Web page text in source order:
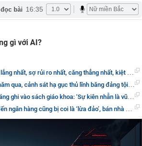
bài 16:35
gì với AI?
rủi ro nhất, căng thẳng nhất, kiệt sức nhất và cô đơn nhất
lĩnh băng đảng tội phạm có tổ chức, bắt giữ 11 người có liên quan
giáo khoa: ‘Sự kiên nhẫn là vũ khí để thành công’
đảo’, bán nhà gửi tiết kiệm chỉ được bồi thường 500 USD lúc có sự cố